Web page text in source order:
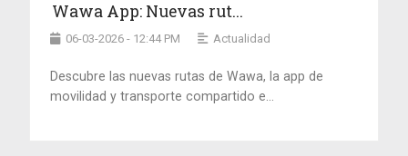
Wawa App: Nuevas rut...
06-03-2026 - 12:44 PM Actualidad
Descubre las nuevas rutas de Wawa, la app de
movilidad y transporte compartido e...